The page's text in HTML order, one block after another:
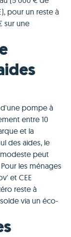
pour un reste à
sur une
pompe à
entre 10
et la
des aides, le
peut
les ménages
et CEE
reste à
via un éco-